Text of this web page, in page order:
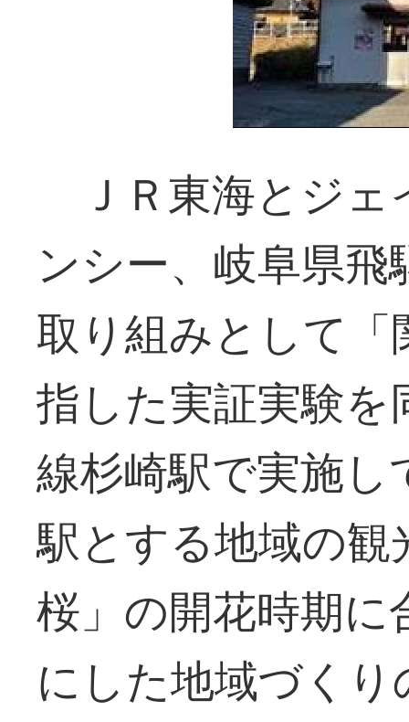
ＪＲ東海とジェ
ンシー、岐阜県
取り組みとして
指した実証実験を
線杉崎駅で実施
駅とする地域の
桜」の開花時期
にした地域づく